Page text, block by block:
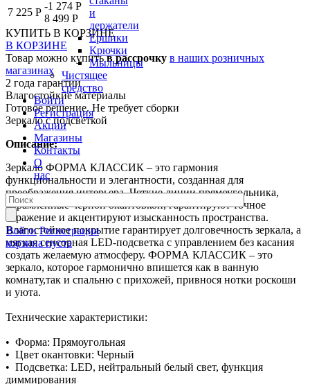
и
держатели
Ершики
Крючки
Мыльницы
Чистящее
средство
Войти
Регистрация
Акции
Магазины
Контакты
О
нас
Войти Регистрация
корзина пуста
7 225 Р
-1 274 Р
8 499 Р
КУПИТЬ В КОРЗИНЕ
В КОРЗИНЕ
Товар можно купитьв рассрочку в наших розничных
магазинах
2 года гарантии
Влагостойкие материалы
Готовое решение. Не требует сборки
Зеркало с подсветкой
Описание:
Зеркало ФОРМА КЛАССИК – это гармония
функциональности и элегантности, созданная для
преображения интерьера. Четкие линии прямоугольника,
обрамленные черной окантовкой, гарантируют точное
отражение и акцентируют изысканность пространства.
Влагостойкое покрытие гарантирует долговечность зеркала, а
мягкая сенсорная LED-подсветка с управлением без касания
создать желаемую атмосферу. ФОРМА КЛАССИК – это
зеркало, которое гармонично впишется как в ванную
комнату,так и спальню с прихожей, привнося нотки роскоши
и уюта.
Технические характеристики:
• Форма: Прямоугольная
• Цвет окантовки: Черный
• Подсветка: LED, нейтральный белый свет, функция
диммирования